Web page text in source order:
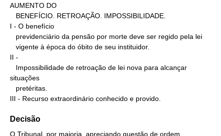
AUMENTO DO
I - O benefício
II -
situações
III - Recurso extraordinário conhecido e provido.
Decisão
O Tribunal, por maioria, apreciando questão de ordem,